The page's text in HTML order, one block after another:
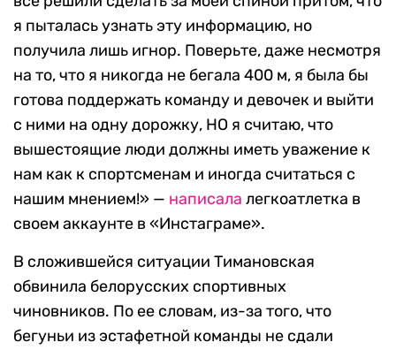
я пыталась узнать эту информацию, но
получила лишь игнор. Поверьте, даже несмотря
на то, что я никогда не бегала 400 м, я была бы
готова поддержать команду и девочек и выйти
с ними на одну дорожку, НО я считаю, что
вышестоящие люди должны иметь уважение к
нам как к спортсменам и иногда считаться с
нашим мнением!» — написала легкоатлетка в
своем аккаунте в «Инстаграме».
В сложившейся ситуации Тимановская
обвинила белорусских спортивных
чиновников. По ее словам, из-за того, что
бегуньи из эстафетной команды не сдали